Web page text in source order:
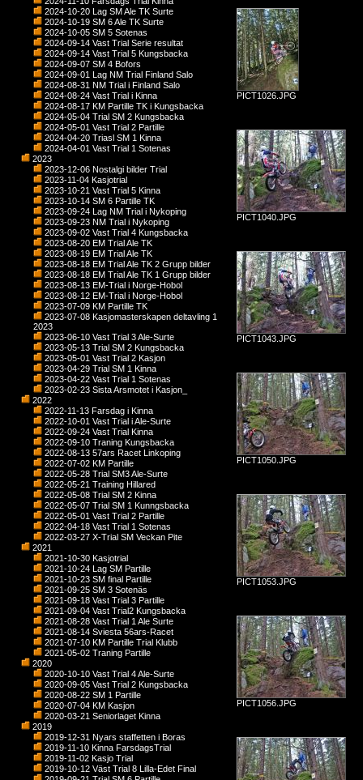
2024-10-20 Lag SM Ale TK Surte
2024-10-19 SM 6 Ale TK Surte
2024-10-05 SM 5 Sotenas
2024-09-14 Vast Trial Serie resultat
2024-09-14 Vast Trial 5 Kungsbacka
2024-09-07 SM 4 Bofors
2024-09-01 Lag NM Trial Finland Salo
2024-08-31 NM Trial i Finland Salo
2024-08-24 Vast Trial i Kinna
2024-08-17 KM Partille TK i Kungsbacka
2024-05-04 Trial SM 2 Kungsbacka
2024-05-01 Vast Trial 2 Partille
2024-04-20 Triasl SM 1 Kinna
2024-04-01 Vast Trial 1 Sotenas
2023
2023-12-06 Nostalgi bilder Trial
2023-11-04 Kasjotrial
2023-10-21 Vast Trial 5 Kinna
2023-10-14 SM 6 Partille TK
2023-09-24 Lag NM Trial i Nykoping
2023-09-23 NM Trial i Nykoping
2023-09-02 Vast Trial 4 Kungsbacka
2023-08-20 EM Trial Ale TK
2023-08-19 EM Trial Ale TK
2023-08-18 EM Trial Ale TK 2 Grupp bilder
2023-08-18 EM Trial Ale TK 1 Grupp bilder
2023-08-13 EM-Trial i Norge-Hobol
2023-08-12 EM-Trial i Norge-Hobol
2023-07-09 KM Partille TK
2023-07-08 Kasjomasterskapen deltavling 1
2023
2023-06-10 Vast Trial 3 Ale-Surte
2023-05-13 Trial SM 2 Kungsbacka
2023-05-01 Vast Trial 2 Kasjon
2023-04-29 Trial SM 1 Kinna
2023-04-22 Vast Trial 1 Sotenas
2023-02-23 Sista Arsmotet i Kasjon_
2022
2022-11-13 Farsdag i Kinna
2022-10-01 Vast Trial i Ale-Surte
2022-09-24 Vast Trial Kinna
2022-09-10 Traning Kungsbacka
2022-08-13 57ars Racet Linkoping
2022-07-02 KM Partille
2022-05-28 Trial SM3 Ale-Surte
2022-05-21 Training Hillared
2022-05-08 Trial SM 2 Kinna
2022-05-07 Trial SM 1 Kunngsbacka
2022-05-01 Vast Trial 2 Partille
2022-04-18 Vast Trial 1 Sotenas
2022-03-27 X-Trial SM Veckan Pite
2021
2021-10-30 Kasjotrial
2021-10-24 Lag SM Partille
2021-10-23 SM final Partille
2021-09-25 SM 3 Sotenäs
2021-09-18 Vast Trial 3 Partille
2021-09-04 Vast Trial2 Kungsbacka
2021-08-28 Vast Trial 1 Ale Surte
2021-08-14 Sviesta 56ars-Racet
2021-07-10 KM Partille Trial Klubb
2021-05-02 Traning Partille
2020
2020-10-10 Vast Trial 4 Ale-Surte
2020-09-05 Vast Trial 2 Kungsbacka
2020-08-22 SM 1 Partille
2020-07-04 KM Kasjon
2020-03-21 Seniorlaget Kinna
2019
2019-12-31 Nyars staffetten i Boras
2019-11-10 Kinna FarsdagsTrial
2019-11-02 Kasjo Trial
2019-10-12 Väst Trial 8 Lilla-Edet Final
PICT1026.JPG
PICT1040.JPG
PICT1043.JPG
PICT1050.JPG
PICT1053.JPG
PICT1056.JPG